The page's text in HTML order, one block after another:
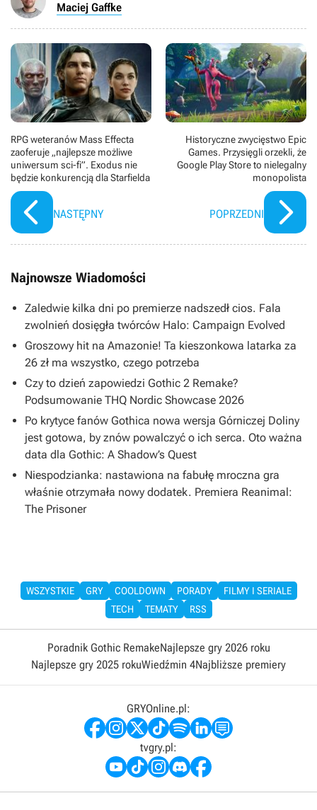
Maciej Gaffke
RPG weteranów Mass Effecta
zaoferuje „najlepsze możliwe
uniwersum sci-fi”. Exodus nie
będzie konkurencją dla Starfielda
NASTĘPNY
Historyczne zwycięstwo Epic
Games. Przysięgli orzekli, że
Google Play Store to nielegalny
monopolista
POPRZEDNI
Najnowsze Wiadomości
Zaledwie kilka dni po premierze nadszedł cios. Fala
zwolnień dosięgła twórców Halo: Campaign Evolved
Groszowy hit na Amazonie! Ta kieszonkowa latarka za
26 zł ma wszystko, czego potrzeba
Czy to dzień zapowiedzi Gothic 2 Remake?
Podsumowanie THQ Nordic Showcase 2026
Po krytyce fanów Gothica nowa wersja Górniczej Doliny
jest gotowa, by znów powalczyć o ich serca. Oto ważna
data dla Gothic: A Shadow’s Quest
Niespodzianka: nastawiona na fabułę mroczna gra
właśnie otrzymała nowy dodatek. Premiera Reanimal:
The Prisoner
WSZYSTKIE GRY COOLDOWN PORADY
FILMY I SERIALE
TECH
TEMATY RSS
Poradnik Gothic RemakeNajlepsze gry 2026 roku
Najlepsze gry 2025 rokuWiedźmin 4Najbliższe premiery
GRYOnline.pl:
tvgry.pl: